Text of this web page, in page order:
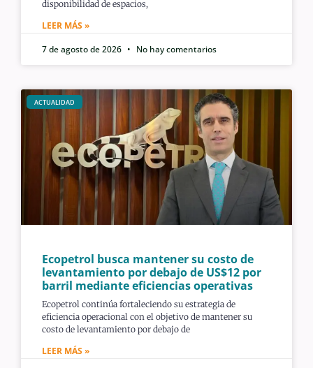
disponibilidad de espacios,
LEER MÁS »
7 de agosto de 2026
No hay comentarios
ACTUALIDAD
Ecopetrol busca mantener su costo de
levantamiento por debajo de US$12 por
barril mediante eficiencias operativas
Ecopetrol continúa fortaleciendo su estrategia de
eficiencia operacional con el objetivo de mantener su
costo de levantamiento por debajo de
LEER MÁS »